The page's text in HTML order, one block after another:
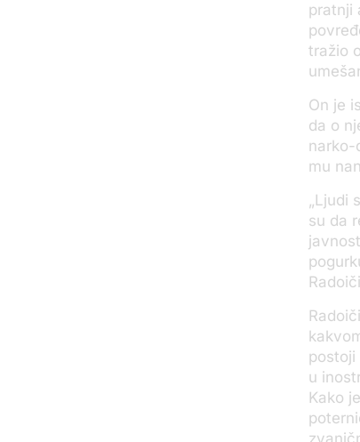
pratnji
tražio
On je
da o
narko-
mu
„Ljudi
su da
postoji
u
Kako